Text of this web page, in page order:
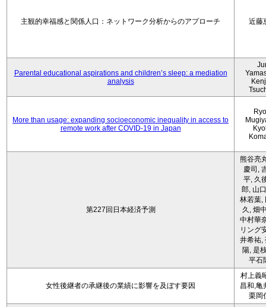
主観的幸福感と関係人口：ネットワーク分析からのアプローチ 近藤
Parental educational aspirations and children’s sleep: a mediation
analysis
More than usage: expanding socioeconomic inequality in access to
remote work after COVID-19 in Japan
第227回日本経済予測
熊谷亮
慶司,
平, 久
郎, 山
林若葉,
久, 畑
中村華
リング
井希祐,
陽, 是
平石
女性後継者の承継後の業績に影響を及ぼす要因
村上義
昌和,亀
栗岡